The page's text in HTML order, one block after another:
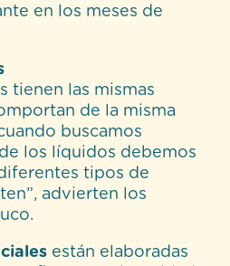
en los meses de
tienen las mismas
de la misma
buscamos
los líquidos debemos
tipos de
advierten los
están elaboradas